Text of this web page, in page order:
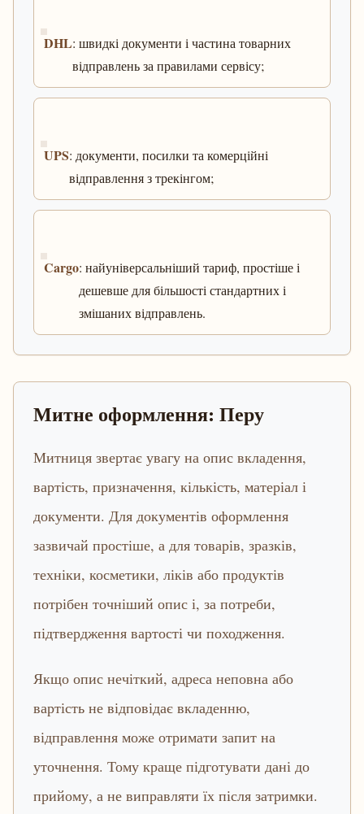
DHL: швидкі документи і частина товарних
відправлень за правилами сервісу;
UPS: документи, посилки та комерційні
відправлення з трекінгом;
Cargo: найуніверсальніший тариф, простіше і
дешевше для більшості стандартних і
змішаних відправлень.
Митне оформлення: Перу
Митниця звертає увагу на опис вкладення,
вартість, призначення, кількість, матеріал і
документи. Для документів оформлення
зазвичай простіше, а для товарів, зразків,
техніки, косметики, ліків або продуктів
потрібен точніший опис і, за потреби,
підтвердження вартості чи походження.
Якщо опис нечіткий, адреса неповна або
вартість не відповідає вкладенню,
відправлення може отримати запит на
уточнення. Тому краще підготувати дані до
прийому, а не виправляти їх після затримки.